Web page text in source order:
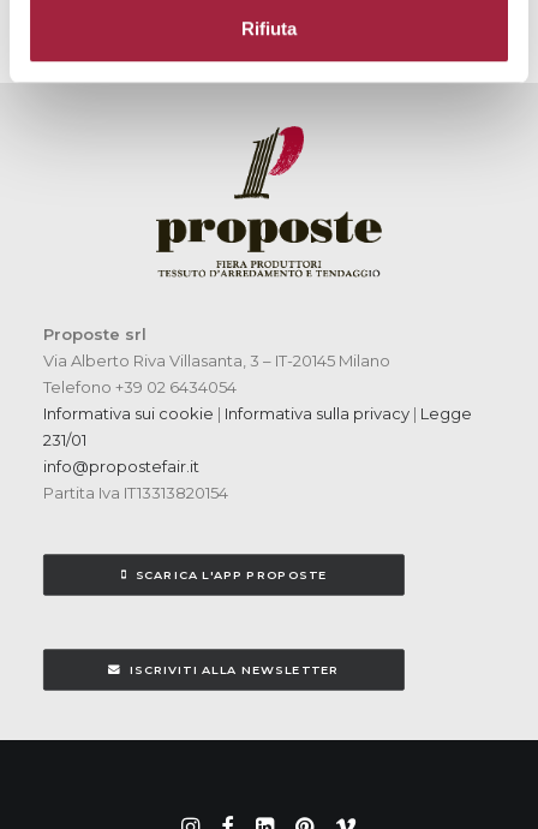
Rifiuta
Proposte srl
Via Alberto Riva Villasanta, 3 – IT-20145 Milano
Telefono +39 02 6434054
Informativa sui cookie | Informativa sulla privacy | Legge
231/01
info@propostefair.it
Partita Iva IT13313820154
SCARICA L'APP PROPOSTE
ISCRIVITI ALLA NEWSLETTER